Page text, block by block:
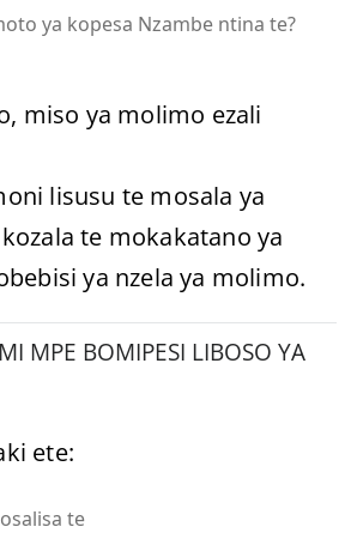
ya kopesa Nzambe ntina te?
miso ya molimo ezali
lisusu te mosala ya
te mokakatano ya
ya nzela ya molimo.
MPE BOMIPESI LIBOSO YA
ete:
te